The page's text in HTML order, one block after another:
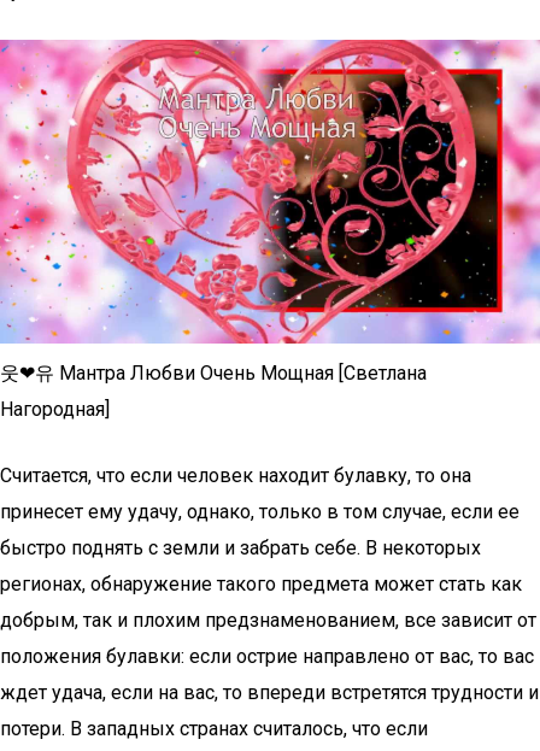
웃❤유 Мантра Любви Очень Мощная [Светлана
Нагородная]
Считается, что если человек находит булавку, то она
принесет ему удачу, однако, только в том случае, если ее
быстро поднять с земли и забрать себе. В некоторых
регионах, обнаружение такого предмета может стать как
добрым, так и плохим предзнаменованием, все зависит от
положения булавки: если острие направлено от вас, то вас
ждет удача, если на вас, то впереди встретятся трудности и
потери. В западных странах считалось, что если